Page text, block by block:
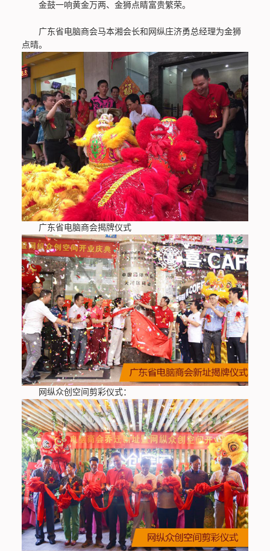
金鼓一响黄金万两、金狮点睛富贵繁荣。
广东省电脑商会马本湘会长和网纵庄济勇总经理为金狮
点晴。
广东省电脑商会揭牌仪式
网纵众创空间剪彩仪式：